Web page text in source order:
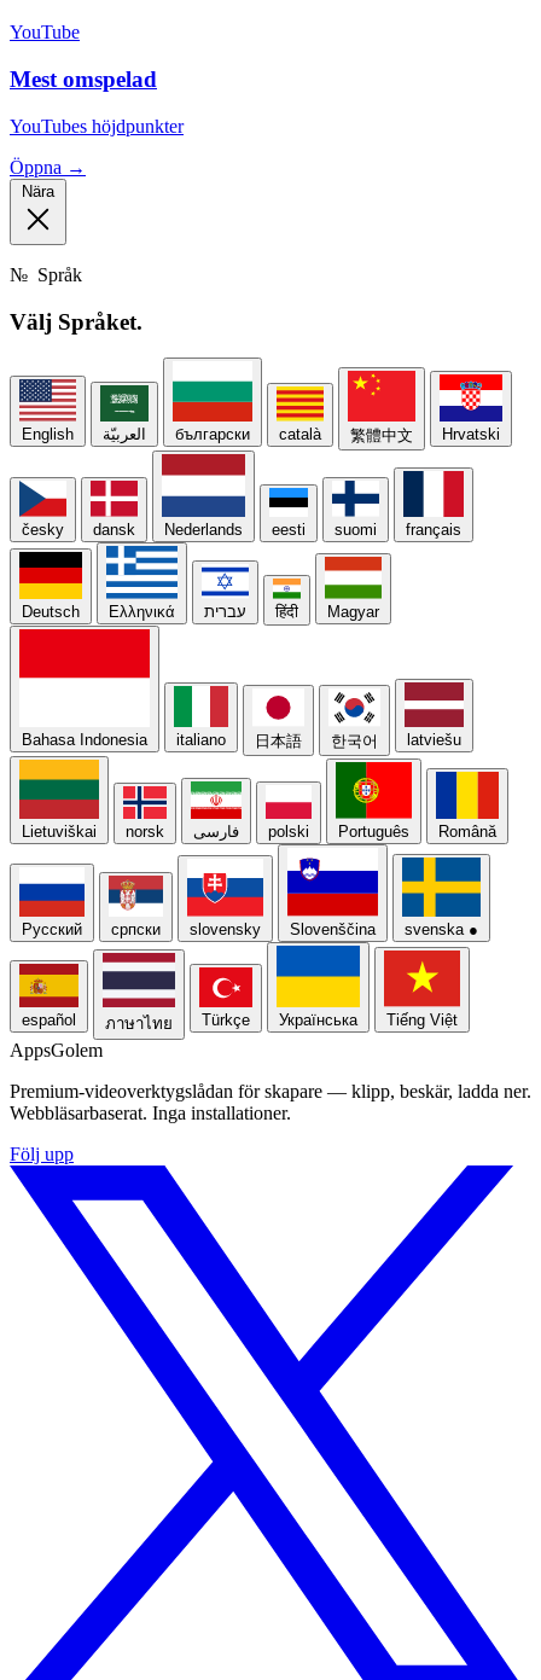
YouTube
Mest omspelad
YouTubes höjdpunkter
Öppna →
Nära
№ Språk
Välj Språket.
English العربيّة български català 繁體中文 Hrvatski
česky dansk Nederlands eesti suomi français
Deutsch Ελληνικά עברית हिंदी Magyar
Bahasa Indonesia italiano 日本語 한국어 latviešu
Lietuviškai norsk فارسی polski Português Română
Русский српски slovensky Slovenščina svenska ●
español ภาษาไทย Türkçe Українська Tiếng Việt
AppsGolem
Premium-videoverktygslådan för skapare — klipp, beskär, ladda ner.
Webbläsarbaserat. Inga installationer.
Följ upp